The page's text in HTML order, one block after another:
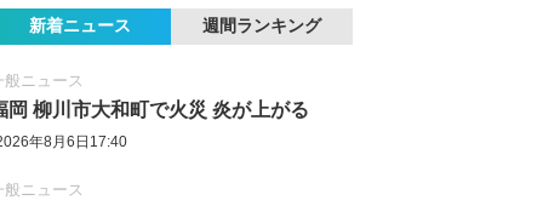
新着ニュース 週間ランキング
般ニュース
岡 柳川市大和町で火災 炎が上がる
年8月6日17:40
般ニュース